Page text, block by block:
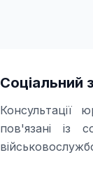
Соціальний
Консультації
пов'язані із